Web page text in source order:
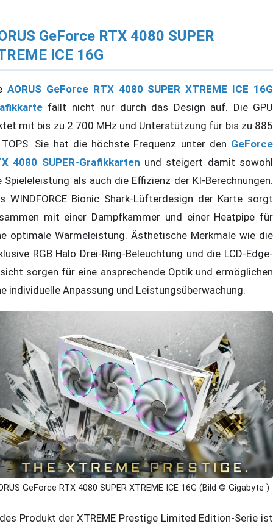
GeForce RTX 4080 SUPER
ICE 16G
AORUS GeForce RTX 4080 SUPER XTREME ICE 16G
fällt nicht nur durch das Design auf. Die GPU
mit bis zu 2.700 MHz und Unterstützung für bis zu 885
Sie hat die höchste Frequenz unter den GeForce
4080 SUPER-Grafikkarten und steigert damit sowohl
Spieleleistung als auch die Effizienz der KI-Berechnungen.
WINDFORCE Bionic Shark-Lüfterdesign der Karte sorgt
mit einer Dampfkammer und einer Heatpipe für
optimale Wärmeleistung. Ästhetische Merkmale wie die
RGB Halo Drei-Ring-Beleuchtung und die LCD-Edge-
sorgen für eine ansprechende Optik und ermöglichen
individuelle Anpassung und Leistungsüberwachung.
GeForce RTX 4080 SUPER XTREME ICE 16G (Bild © Gigabyte )
Produkt der XTREME Prestige Limited Edition-Serie ist